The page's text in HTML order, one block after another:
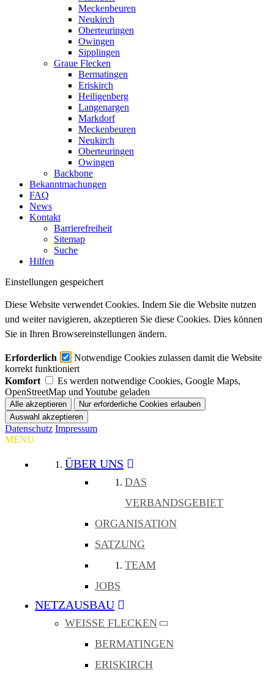
Meckenbeuren
Neukirch
Oberteuringen
Owingen
Sipplingen
Graue Flecken
Bermatingen
Eriskirch
Heiligenberg
Langenargen
Markdorf
Meckenbeuren
Neukirch
Oberteuringen
Owingen
Backbone
Bekanntmachungen
FAQ
News
Kontakt
Barrierefreiheit
Sitemap
Suche
Hilfen
Einstellungen gespeichert
Diese Website verwendet Cookies. Indem Sie die Website nutzen
und weiter navigieren, akzeptieren Sie diese Cookies. Dies können
Sie in Ihren Browsereinstellungen ändern.
Erforderlich
Notwendige Cookies zulassen damit die Website
korrekt funktioniert
Komfort
Es werden notwendige Cookies, Google Maps,
OpenStreetMap und Youtube geladen
Datenschutz Impressum
MENU
ÜBER UNS
DAS
VERBANDSGEBIET
ORGANISATION
SATZUNG
TEAM
JOBS
NETZAUSBAU
WEISSE FLECKEN
BERMATINGEN
ERISKIRCH